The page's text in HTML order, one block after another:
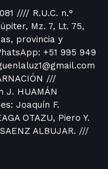
//// R.U.C. n.°
Mz. 7, Lt. 75,
provincia y
+51 995 949
///
J. HUAMÁN
Joaquín F.
OTAZU, Piero Y.
ALBUJAR. ///